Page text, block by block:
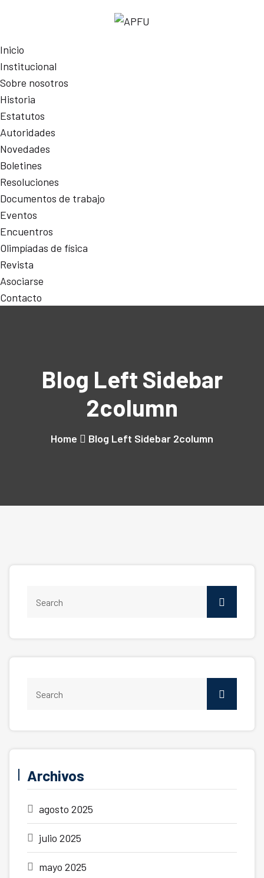
Inicio
Institucional
Sobre nosotros
Historia
Estatutos
Autoridades
Novedades
Boletines
Resoluciones
Documentos de trabajo
Eventos
Encuentros
Olimpíadas de física
Revista
Asociarse
Contacto
Blog Left Sidebar
2column
Home Blog Left Sidebar 2column
Archivos
agosto 2025
julio 2025
mayo 2025